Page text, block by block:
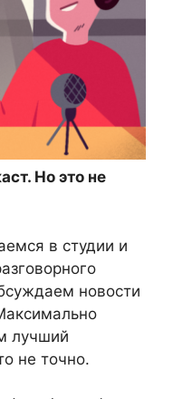
Но это не
в студии и
новости
лучший
не точно.